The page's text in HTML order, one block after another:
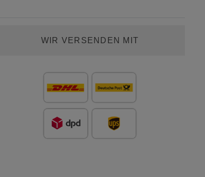
WIR VERSENDEN MIT